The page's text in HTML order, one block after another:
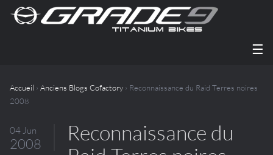
☰
Accueil › Anciens Blogs Cofactory › Reconnaissance du Raid Terres noires
2008
04 Jun
2008
Reconnaissance du